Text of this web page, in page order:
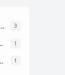
Bahasa Arab 3
MC 1
1